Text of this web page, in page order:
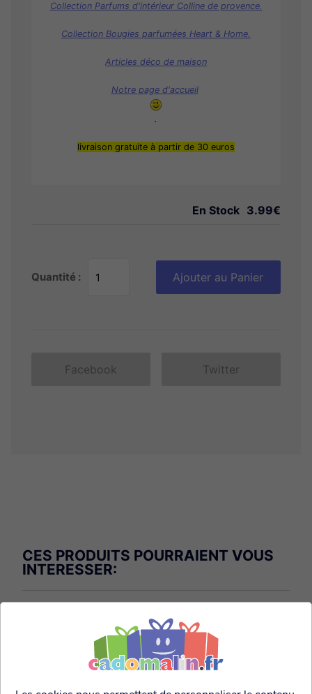
Collection Parfums d'intérieur Colline de provence.
Collection Bougies parfumées Heart & Home.
Articles déco de maison
Notre page d'accueil
.
livraison gratuite à partir de 30 euros
En Stock 3.99€
Quantité : Ajouter au Panier
Facebook Twitter
CES PRODUITS POURRAIENT VOUS
INTERESSER: